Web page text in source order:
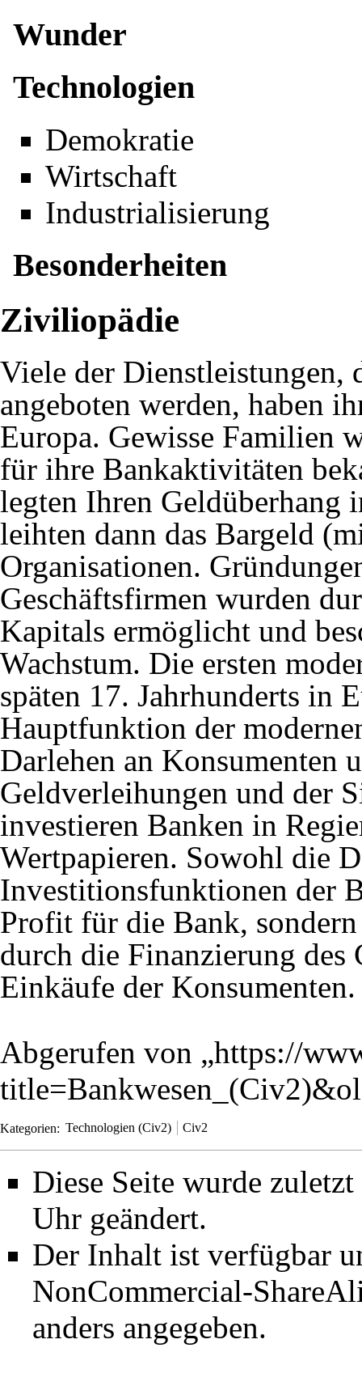
Wunder
Technologien
Demokratie
Wirtschaft
Industrialisierung
Besonderheiten
Ziviliopädie
Viele der Dienstleistungen,
angeboten werden, haben
Europa. Gewisse Familien
für ihre Bankaktivitäten
legten Ihren Geldüberhang
leihten dann das Bargeld
Organisationen.
Geschäftsfirmen wurden
Kapitals ermöglicht und
Wachstum. Die ersten
späten 17. Jahrhunderts in
Hauptfunktion der
Darlehen an Konsumenten
Geldverleihungen und der
investieren Banken in
Wertpapieren. Sowohl die
Investitionsfunktionen der
Profit für die Bank,
durch die Finanzierung des
Einkäufe der Konsumenten.
Abgerufen von „https://
Kategorien: Technologien (Civ2) Civ2
Diese Seite wurde
Uhr geändert.
Der Inhalt ist verfügbar
NonCommercial-
anders angegeben.